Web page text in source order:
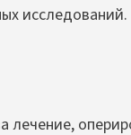
исследований.
лечение,